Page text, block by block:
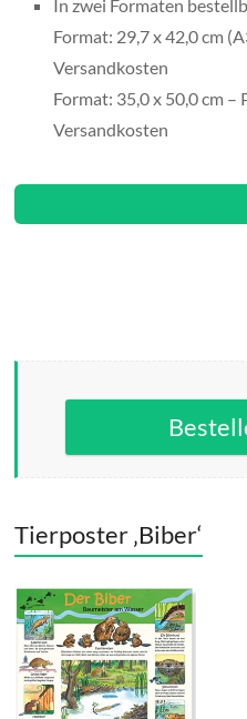
In zwei Formaten
Format: 29,7 x 42,0 cm
Versandkosten
Format: 35,0 x 50,0 cm –
Versandkosten
Tierposter ‚Biber‘